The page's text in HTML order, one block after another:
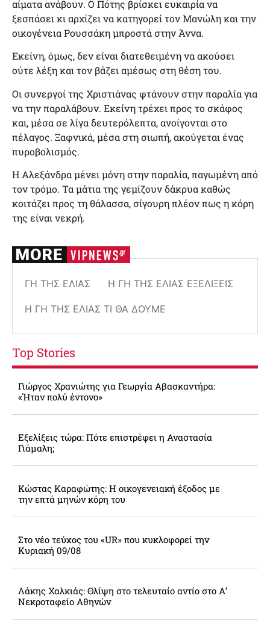
αίματα ανάβουν. Ο Πότης βρίσκει ευκαιρία να
ξεσπάσει κι αρχίζει να κατηγορεί τον Μανώλη και την
οικογένεια Ρουσσάκη μπροστά στην Άννα.
Εκείνη, όμως, δεν είναι διατεθειμένη να ακούσει
ούτε λέξη και τον βάζει αμέσως στη θέση του.
Οι συνεργοί της Χριστιάνας φτάνουν στην παραλία για
να την παραλάβουν. Εκείνη τρέχει προς το σκάφος
και, μέσα σε λίγα δευτερόλεπτα, ανοίγονται στο
πέλαγος. Ξαφνικά, μέσα στη σιωπή, ακούγεται ένας
πυροβολισμός.
Η Αλεξάνδρα μένει μόνη στην παραλία, παγωμένη από
τον τρόμο. Τα μάτια της γεμίζουν δάκρυα καθώς
κοιτάζει προς τη θάλασσα, σίγουρη πλέον πως η κόρη
της είναι νεκρή.
ΓΗ ΤΗΣ ΕΛΙΆΣ Η ΓΗ ΤΗΣ ΕΛΙΆΣ ΕΞΕΛΊΞΕΙΣ
Η ΓΗ ΤΗΣ ΕΛΙΆΣ ΤΙ ΘΑ ΔΟΎΜΕ
Top Stories
Γιώργος Χρανιώτης για Γεωργία Αβασκαντήρα:
«Ήταν πολύ έντονο»
Εξελίξεις τώρα: Πότε επιστρέφει η Αναστασία
Γιάμαλη;
Κώστας Καραφώτης: Η οικογενειακή έξοδος με
την επτά μηνών κόρη του
Στο νέο τεύχος του «UR» που κυκλοφορεί την
Κυριακή 09/08
Λάκης Χαλκιάς: Θλίψη στο τελευταίο αντίο στο Α’
Νεκροταφείο Αθηνών